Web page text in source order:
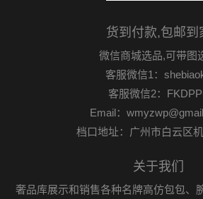
货到付款,包邮到
微信商城选品,可带图
客服微信1：
客服微信2：
Email：
档口地址：广州市白云区
关于我们
奢品库展示和销售各种名牌高仿包包、